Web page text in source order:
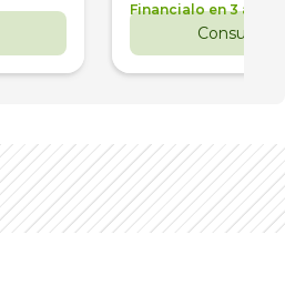
Financialo en 3 años
Consultar